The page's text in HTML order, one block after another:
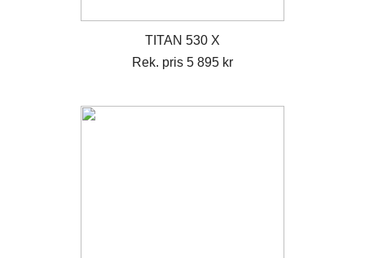
TITAN 530 X
Rek. pris 5 895 kr